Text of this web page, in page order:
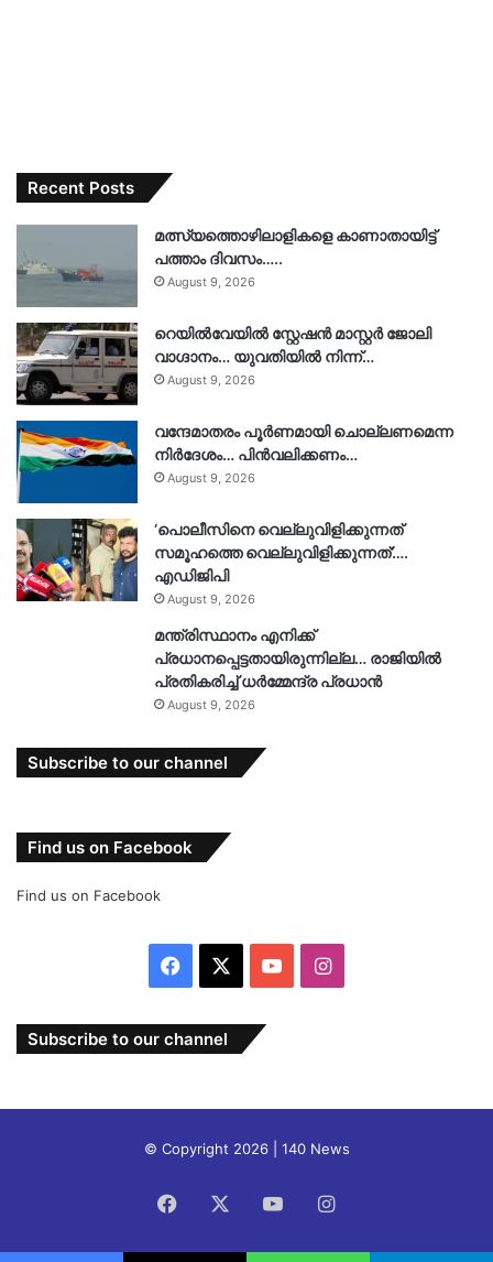
Recent Posts
മത്സ്യത്തൊഴിലാളികളെ കാണാതായിട്ട്
പത്താം ദിവസം…..
August 9, 2026
റെയിൽവേയിൽ സ്റ്റേഷൻ മാസ്റ്റർ ജോലി
വാഗ്ദാനം… യുവതിയിൽ നിന്ന്…
August 9, 2026
വന്ദേമാതരം പൂർണമായി ചൊല്ലണമെന്ന
നിർദേശം… പിൻവലിക്കണം…
August 9, 2026
‘പൊലീസിനെ വെല്ലുവിളിക്കുന്നത്
സമൂഹത്തെ വെല്ലുവിളിക്കുന്നത്’….
എഡിജിപി
August 9, 2026
മന്ത്രിസ്ഥാനം എനിക്ക്
പ്രധാനപ്പെട്ടതായിരുന്നില്ല… രാജിയിൽ
പ്രതികരിച്ച് ധർമ്മേന്ദ്ര പ്രധാൻ
August 9, 2026
Subscribe to our channel
Find us on Facebook
Find us on Facebook
Facebook YouTubeInstagram
Subscribe to our channel
© Copyright 2026 | 140 News
Facebook YouTubeInstagram